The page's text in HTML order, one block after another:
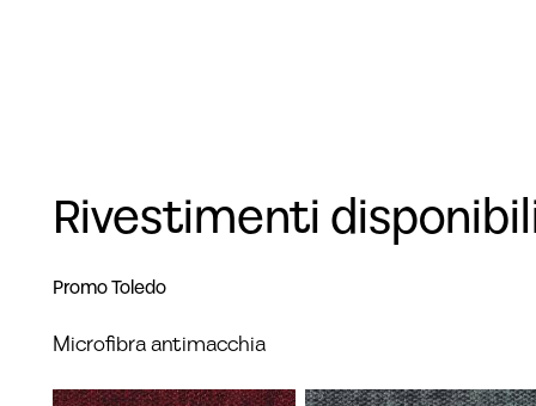
Rivestimenti
Promo Toledo
Microfibra antimacchia